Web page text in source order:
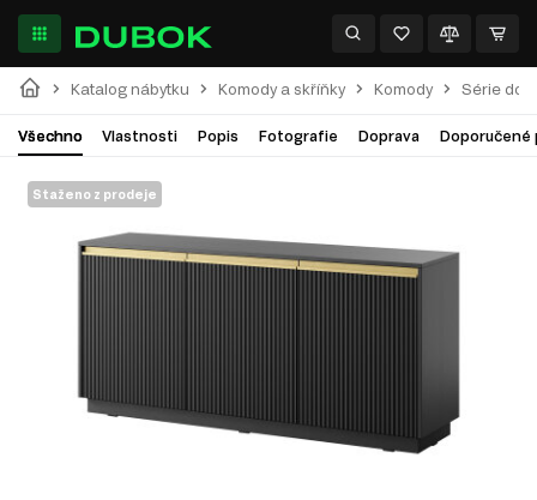
Katalog nábytku Komody a skříňky Komody Série do
Všechno Vlastnosti Popis Fotografie Doprava Doporučené
Staženo z prodeje